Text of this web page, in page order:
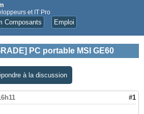
et IT Pro
Composants Emploi
PC portable MSI GE60
à la discussion
#1